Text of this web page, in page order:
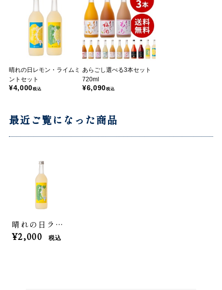
晴れの日レモン・ライムミ
ントセット
¥4,000税込
あらごし選べる3本セット
720ml
¥6,090税込
最近ご覧になった商品
晴れの日ライムミント 720mL
¥2,000 税込